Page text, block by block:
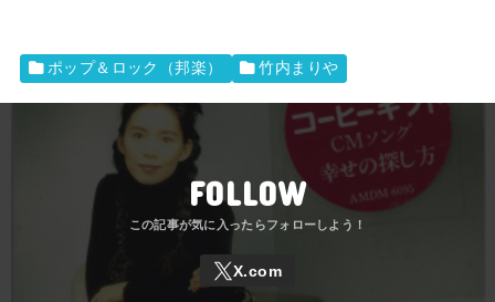
ポップ＆ロック（邦楽） 竹内まりや
FOLLOW